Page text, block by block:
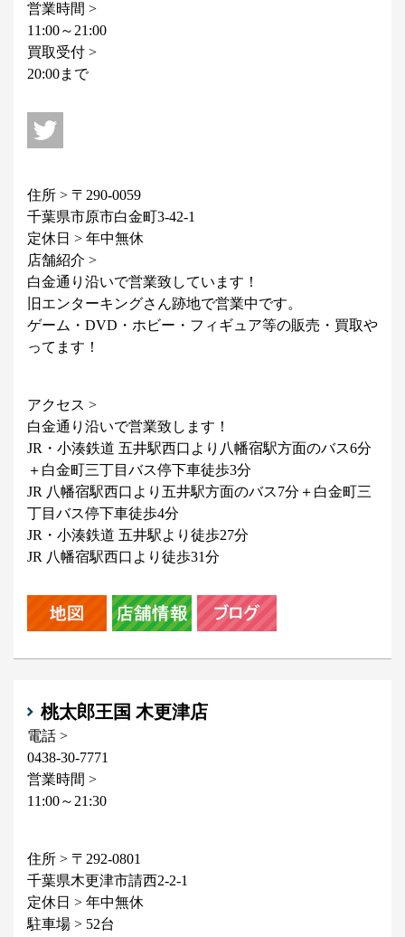
営業時間 >
11:00～21:00
買取受付 >
20:00まで
住所 > 〒290-0059
千葉県市原市白金町3-42-1
定休日 > 年中無休
店舗紹介 >
白金通り沿いで営業致しています！
旧エンターキングさん跡地で営業中です。
ゲーム・DVD・ホビー・フィギュア等の販売・買取や
ってます！
アクセス >
白金通り沿いで営業致します！
JR・小湊鉄道 五井駅西口より八幡宿駅方面のバス6分
＋白金町三丁目バス停下車徒歩3分
JR 八幡宿駅西口より五井駅方面のバス7分＋白金町三
丁目バス停下車徒歩4分
JR・小湊鉄道 五井駅より徒歩27分
JR 八幡宿駅西口より徒歩31分
桃太郎王国 木更津店
電話 >
0438-30-7771
営業時間 >
11:00～21:30
住所 > 〒292-0801
千葉県木更津市請西2-2-1
定休日 > 年中無休
駐車場 > 52台